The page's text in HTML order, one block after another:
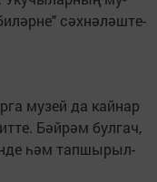
сәх­нә­ләш­те­
му­зей да кай­нар
Бәй­рәм бул­гач,
һәм тап­шы­рыл­